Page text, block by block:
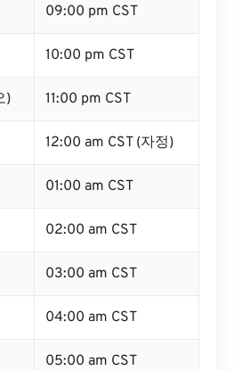
09:00 pm CST
10:00 pm CST
) 11:00 pm CST
12:00 am CST (자정)
01:00 am CST
02:00 am CST
03:00 am CST
04:00 am CST
05:00 am CST